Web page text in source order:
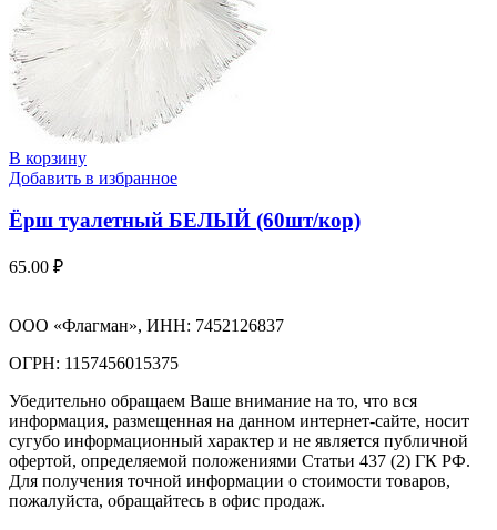
В корзину
Добавить в избранное
Ёрш туалетный БЕЛЫЙ (60шт/кор)
65.00 ₽
ООО «Флагман», ИНН: 7452126837
ОГРН: 1157456015375
Убедительно обращаем Ваше внимание на то, что вся
информация, размещенная на данном интернет-сайте, носит
сугубо информационный характер и не является публичной
офертой, определяемой положениями Статьи 437 (2) ГК РФ.
Для получения точной информации о стоимости товаров,
пожалуйста, обращайтесь в офис продаж.